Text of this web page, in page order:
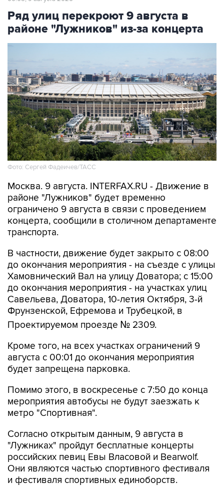
Ряд улиц перекроют 9 августа в
районе "Лужников" из-за концерта
Фото: Сергей Фадеичев/ТАСС
Москва. 9 августа. INTERFAX.RU - Движение в
районе "Лужников" будет временно
ограничено 9 августа в связи с проведением
концерта, сообщили в столичном департаменте
транспорта.
В частности, движение будет закрыто с 08:00
до окончания мероприятия - на съезде с улицы
Хамовнический Вал на улицу Доватора; с 15:00
до окончания мероприятия - на участках улиц
Савельева, Доватора, 10-летия Октября, 3-й
Фрунзенской, Ефремова и Трубецкой, в
Проектируемом проезде № 2309.
Кроме того, на всех участках ограничений 9
августа с 00:01 до окончания мероприятия
будет запрещена парковка.
Помимо этого, в воскресенье с 7:50 до конца
мероприятия автобусы не будут заезжать к
метро "Спортивная".
Согласно открытым данным, 9 августа в
"Лужниках" пройдут бесплатные концерты
российских певиц Евы Власовой и Bearwolf.
Они являются частью спортивного фестиваля
и фестиваля спортивных единоборств.